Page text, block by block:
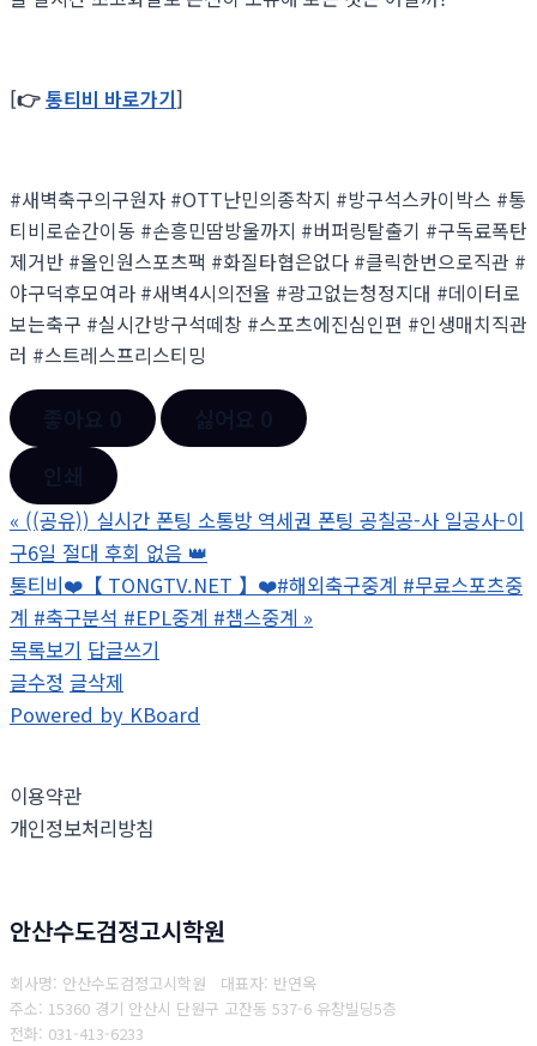
[👉통티비 바로가기]
#새벽축구의구원자 #OTT난민의종착지 #방구석스카이박스 #통
티비로순간이동 #손흥민땀방울까지 #버퍼링탈출기 #구독료폭탄
제거반 #올인원스포츠팩 #화질타협은없다 #클릭한번으로직관 #
야구덕후모여라 #새벽4시의전율 #광고없는청정지대 #데이터로
보는축구 #실시간방구석떼창 #스포츠에진심인편 #인생매치직관
러 #스트레스프리스티밍
« ((공유)) 실시간 폰팅 소통방 역세권 폰팅 공칠공-사 일공사-이
구6일 절대 후회 없음 👑
통티비❤️【 TONGTV.NET 】❤️#해외축구중계 #무료스포츠중
계 #축구분석 #EPL중계 #챔스중계 »
목록보기 답글쓰기
글수정 글삭제
Powered by KBoard
이용약관
개인정보처리방침
안산수도검정고시학원
회사명: 안산수도검정고시학원 대표자: 반연옥
주소: 15360 경기 안산시 단원구 고잔동 537-6 유창빌딩5층
전화: 031-413-6233